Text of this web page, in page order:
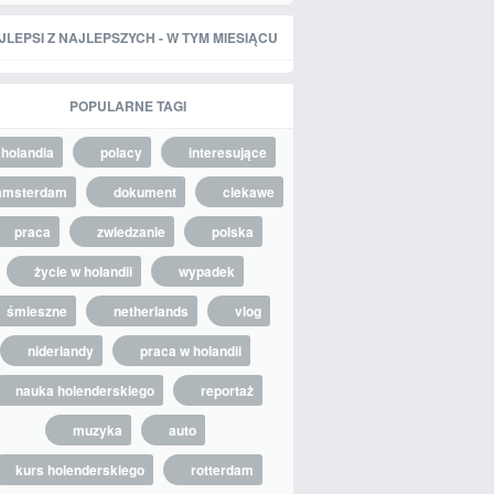
Z NAJLEPSZYCH - W TYM MIESIĄCU
POPULARNE TAGI
holandia polacy
interesujące
dokument
ciekawe
praca
zwiedzanie
polska
życie w holandii
wypadek
śmieszne
netherlands
vlog
niderlandy
praca w holandii
nauka holenderskiego
reportaż
muzyka
auto
kurs holenderskiego
rotterdam